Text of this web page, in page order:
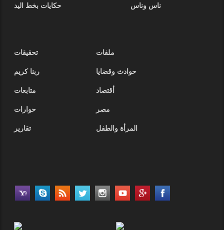
ناس وناس
حكايات بخط اليد
ملفات
تحقيقات
حوادث وقضايا
ربنا كريم
أقتصاد
متابعات
مصر
حوارات
المرأة والطفل
تقارير